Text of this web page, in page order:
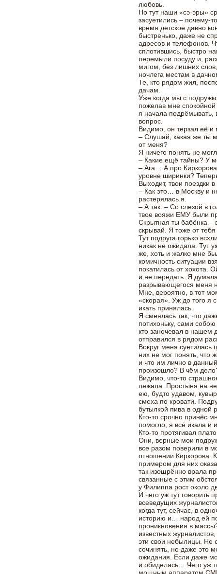
любовь.
Но тут наши «сэ-эры»
засуетились – почему-
время детское давно
быстренько, даже не
адресов и телефонов.
сплотившись, быстро
перемыли посуду и,
мигом, без лишних
ночлега местам в
Те, кто рядом жил,
дачам.
Уже когда мы с
пожелав мне спокойной
я начала подрёмывать,
вопрос.
Видимо, он терзал её и
– Слушай, какая же ты
от меня?
Я ничего понять не
– Какие ещё тайны? У
– Ага… А про
уровне ширинки?
Выходит, твои поездки
– Как это… в Москву и
растерялась я.
– А так. – Со слезой в
твое вояжи ЕМУ были
Скрытная ты бабёнка –
скрывай. Я тоже от
Тут подруга горько
никак не ожидала. Тут
же, хоть и жалко мне
комичность ситуации
покатилась от хохота.
и не передать. Я
разрывающегося меня
Мне, вероятно, в тот
«скорая». Уж до того я
икать принялась.
Я смеялась так, что
потихоньку, сами
кто заночевал в нашем
отправился в рядом
Вокруг меня суетилась
них не мог понять, что
и что им лично в
произошло? В чём
Видимо, что-то
лежала. Простыня на
ею, будто удавом,
смеха по кровати.
бутылкой пива в одной
Кто-то срочно принёс
помогло, я всё икала и
Кто-то протягивал
Они, верные мои
все разом поверили в
отношении Киркорова.
примером для них
так изощрённо врала
связанные с этим
у Филиппа рост около
И чего уж тут говорить
всеведущих
когда тут, сейчас, в
историю и… народ ей
проникновения в
известных
эти свои небылицы. Не
сочинять, но даже это
ожидания. Если даже
и обиделась… Чего уж